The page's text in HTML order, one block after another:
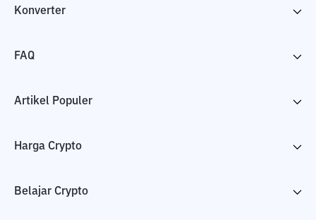
Konverter
FAQ
Artikel Populer
Harga Crypto
Belajar Crypto